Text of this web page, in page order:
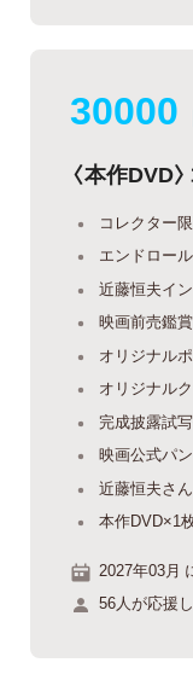
30000
〈本作DVD
コレクター
エンドロー
近藤恒夫イ
映画前売鑑
オリジナル
オリジナル
完成披露試
映画公式パ
近藤恒夫さ
本作DVD×1
2027年03月
56人が応援